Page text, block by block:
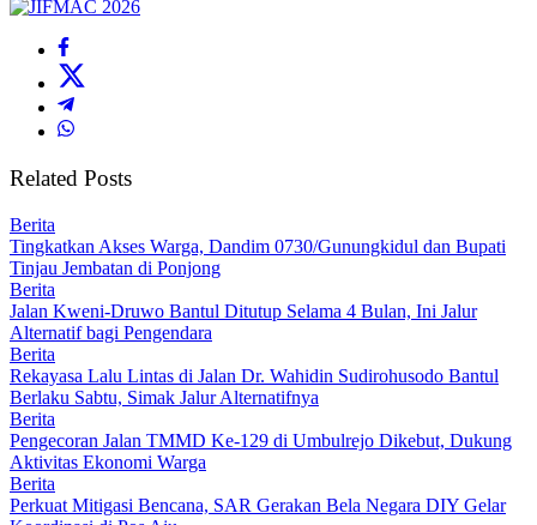
Related Posts
Berita
Tingkatkan Akses Warga, Dandim 0730/Gunungkidul dan Bupati
Tinjau Jembatan di Ponjong
Berita
Jalan Kweni-Druwo Bantul Ditutup Selama 4 Bulan, Ini Jalur
Alternatif bagi Pengendara
Berita
Rekayasa Lalu Lintas di Jalan Dr. Wahidin Sudirohusodo Bantul
Berlaku Sabtu, Simak Jalur Alternatifnya
Berita
Pengecoran Jalan TMMD Ke-129 di Umbulrejo Dikebut, Dukung
Aktivitas Ekonomi Warga
Berita
Perkuat Mitigasi Bencana, SAR Gerakan Bela Negara DIY Gelar